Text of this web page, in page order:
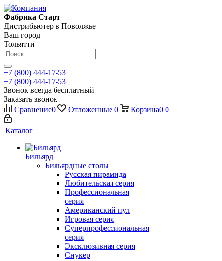
Фабрика Старт
Дистрибьютер в Поволжье
Ваш город
Тольятти
+7 (800) 444-17-53
+7 (800) 444-17-53
Звонок всегда бесплатный
Заказать звонок
Сравнение0 Отложенные 0 Корзина0 0
Каталог
Бильярд
Бильярдные столы
Русская пирамида
Любительская серия
Профессиональная
серия
Американский пул
Игровая серия
Суперпрофессиональная
серия
Эксклюзивная серия
Снукер